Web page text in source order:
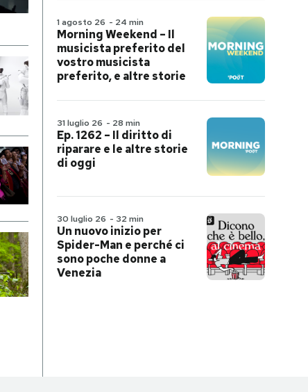
1 agosto 26 - 24 min
Morning Weekend – Il
musicista preferito del
vostro musicista
preferito, e altre storie
31 luglio 26 - 28 min
Ep. 1262 – Il diritto di
riparare e le altre storie
di oggi
30 luglio 26 - 32 min
Un nuovo inizio per
Spider-Man e perché ci
sono poche donne a
Venezia